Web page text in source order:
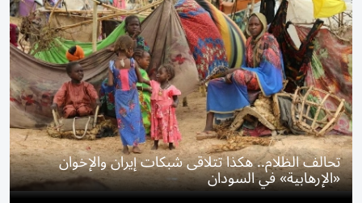
تحالف الظلام.. هكذا تتلاقى شبكات إيران والإخوان
«الإرهابية» في السودان